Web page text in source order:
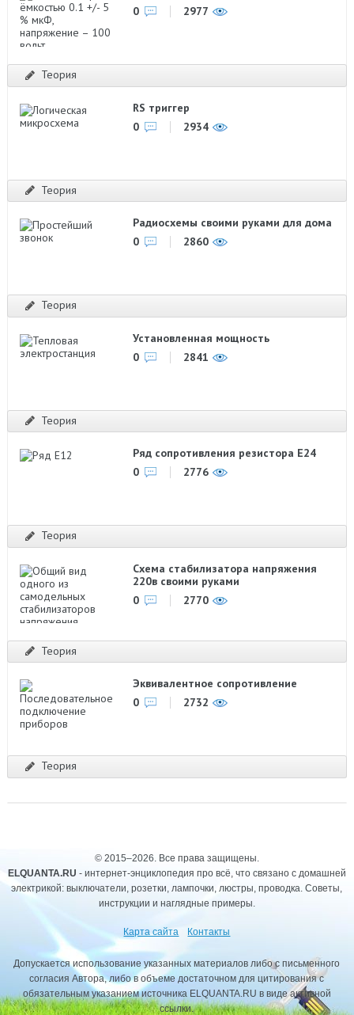
0
2977
Теория
RS триггер
0
2934
Теория
Радиосхемы своими руками для дома
0
2860
Теория
Установленная мощность
0
2841
Теория
Ряд сопротивления резистора Е24
0
2776
Теория
Схема стабилизатора напряжения
220в своими руками
0
2770
Теория
Эквивалентное сопротивление
0
2732
Теория
© 2015–2026. Все права защищены.
ELQUANTA.RU - интернет-энциклопедия про всё, что связано с домашней
электрикой: выключатели, розетки, лампочки, люстры, проводка. Советы,
инструкции и наглядные примеры.
Карта сайта Контакты
Допускается использование указанных материалов либо с письменного
согласия Автора, либо в объеме достаточном для цитирования с
обязательным указанием источника ELQUANTA.RU в виде активной
ссылки.